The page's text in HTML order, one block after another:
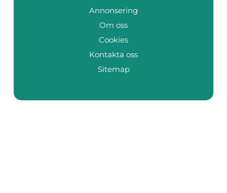
Annonsering
Om oss
Cookies
Kontakta oss
Sitemap